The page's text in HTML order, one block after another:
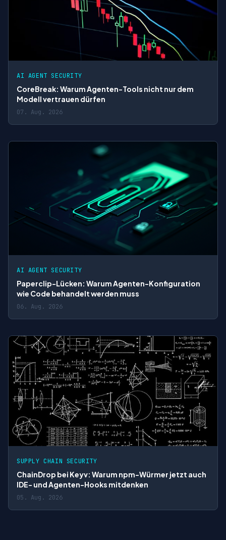
AI AGENT SECURITY
CoreBreak: Warum Agenten-Tools nicht nur dem
Modell vertrauen dürfen
07. Aug. 2026
AI AGENT SECURITY
Paperclip-Lücken: Warum Agenten-Konfiguration
wie Code behandelt werden muss
06. Aug. 2026
SUPPLY CHAIN SECURITY
ChainDrop bei Keyv: Warum npm-Würmer jetzt auch
IDE- und Agenten-Hooks mitdenken
05. Aug. 2026